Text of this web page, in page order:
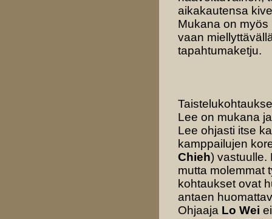
aikakautensa
Mukana on
vaan
tapahtumaketju.
Lee on mukana
Lee ohjasti itse
kamppailujen
Chieh) vastuulle.
mutta molemmat
kohtaukset ovat
antaen
Ohjaaja Lo Wei